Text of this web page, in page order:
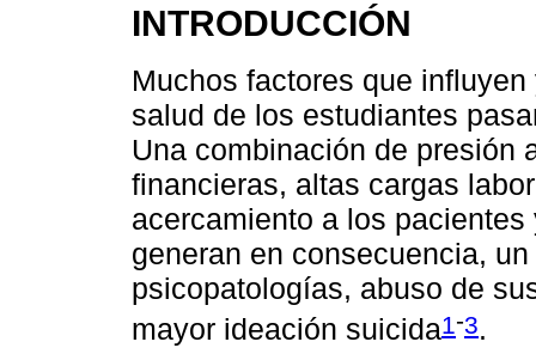
INTRODUCCIÓN
Muchos factores que
salud de los estudiantes
Una combinación de presión
financieras, altas cargas
acercamiento a los
generan en consecuencia,
psicopatologías, abuso de
mayor ideación suicida1-3.